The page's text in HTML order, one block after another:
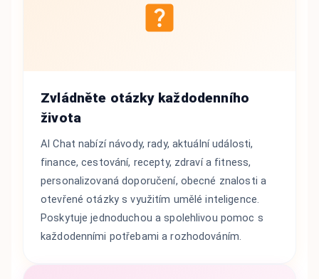
Zvládněte otázky každodenního
života
AI Chat nabízí návody, rady, aktuální události,
finance, cestování, recepty, zdraví a fitness,
personalizovaná doporučení, obecné znalosti a
otevřené otázky s využitím umělé inteligence.
Poskytuje jednoduchou a spolehlivou pomoc s
každodenními potřebami a rozhodováním.